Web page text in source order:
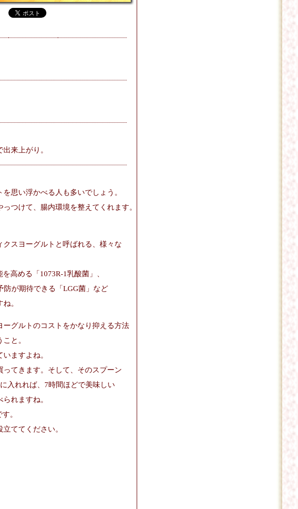
来上がり。
思い浮かべる人も多いでしょう。
つけて、腸内環境を整えてくれます。
スヨーグルトと呼ばれる、様々な
高める「1073R-1乳酸菌」、
防が期待できる「LGG菌」など
。
グルトのコストをかなり抑える方法
と。
ますよね。
てきます。そして、そのスプーン
入れれば、7時間ほどで美味しい
れますね。
。
ててください。